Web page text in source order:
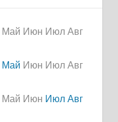
Май Июн Июл Авг
Май Июн Июл Авг
Май Июн Июл Авг